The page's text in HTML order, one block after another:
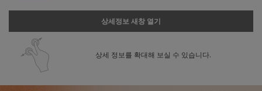
상세정보 새창 열기
상세 정보를 확대해 보실 수 있습니다.